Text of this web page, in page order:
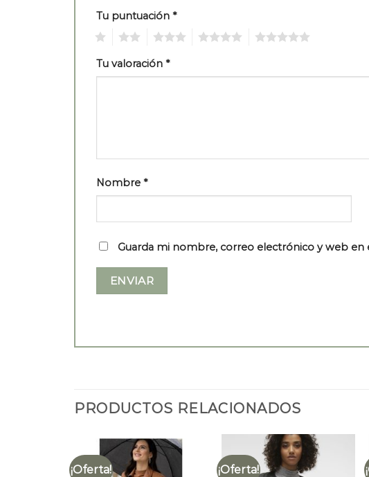
Tu puntuación *
Tu valoración *
Nombre *
Guarda mi nombre, correo electrónico y web
PRODUCTOS RELACIONADOS
¡Oferta! ¡Oferta!